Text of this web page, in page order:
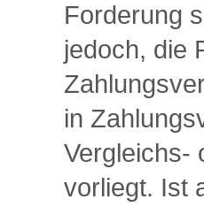
Forderung
jedoch, die
in
Vergleichs-
vorliegt. Ist